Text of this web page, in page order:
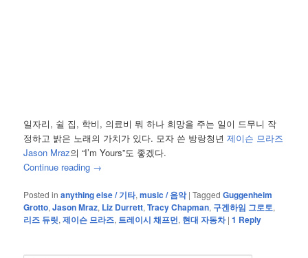
일자리, 쉴 집, 학비, 의료비 뭐 하나 희망을 주는 일이 드무니 작
정하고 밝은 노래의 가치가 있다. 모자 쓴 방랑청년제이슨 므라즈
Jason Mraz의 “I’m Yours”도 좋겠다.
Continue reading →
Posted in anything else / 기타,music / 음악 |Tagged Guggenheim
Grotto,Jason Mraz, Liz Durrett,Tracy Chapman, 구겐하임 그로토,
리즈 듀릿,제이슨 므라즈, 트레이시 채프먼, 현대 자동차 |1 Reply